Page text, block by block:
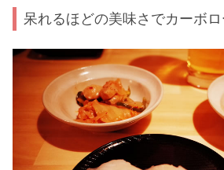
呆れるほどの美味さでカーボロ